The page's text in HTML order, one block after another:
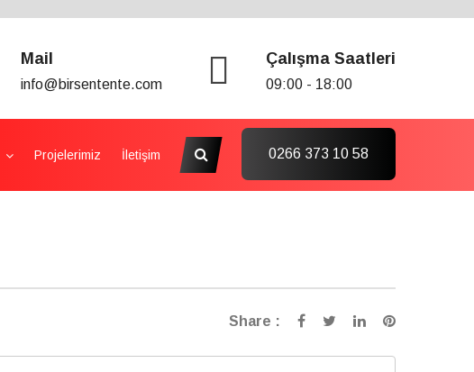
Mail
info@birsentente.com
Çalışma Saatleri
09:00 - 18:00
Projelerimiz İletişim 0266 373 10 58
Share :